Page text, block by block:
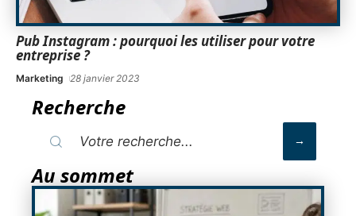
Pub Instagram : pourquoi les utiliser pour votre
entreprise ?
Marketing 28 janvier 2023
Recherche
Au sommet